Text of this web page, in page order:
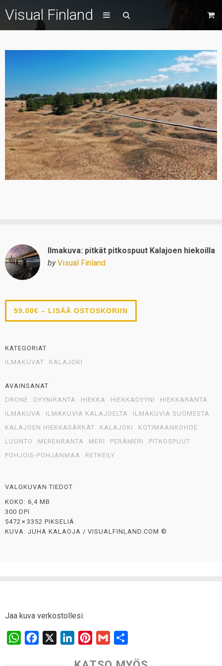
Visual Finland
Ilmakuva: pitkät pitkospuut Kalajoen hiekoilla
by Visual Finland
59.00€ – LISÄÄ OSTOSKORIIN
KATEGORIAT
ILMAKUVAT
KALAJOKI
AVAINSANAT
DRONE
DYYNIRANTA HIEKKA HIEKKADYYNI
HIEKKARANTA
ILMAKUVA
ILMAKUVIA KALAJOELTA
ILMAKUVIA SUOMESTA
KALAJOEN HIEKKASÄRKÄT
KALAJOKI
KOTIMAANKOHDE
LUONTO
MERENRANTA MERI PERÄMERI
PITKOSPUUT
POHJOIS-POHJANMAA
RETKEILY
VALOKUVAN TIEDOT
KOKO: 6,4 MB
300 DPI
5472 × 3352 PIKSELIÄ
KUVA: JUHA KALAOJA / VISUALFINLAND.COM ©
Jaa kuva verkostollesi:
W